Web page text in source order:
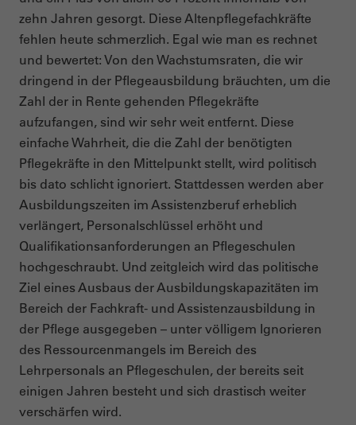
zehn Jahren gesorgt. Diese Altenpflegefachkräfte
fehlen heute schmerzlich. Egal wie man es rechnet
und bewertet: Von den Wachstumsraten, die wir
dringend in der Pflegeausbildung bräuchten, um die
Zahl der in Rente gehenden Pflegekräfte
aufzufangen, sind wir sehr weit entfernt. Diese
einfache Wahrheit, die die Zahl der benötigten
Pflegekräfte in den Mittelpunkt stellt, wird politisch
bis dato schlicht ignoriert. Stattdessen werden aber
Ausbildungszeiten im Assistenzberuf erheblich
verlängert, Personalschlüssel erhöht und
Qualifikationsanforderungen an Pflegeschulen
hochgeschraubt. Und zeitgleich wird das politische
Ziel eines Ausbaus der Ausbildungskapazitäten im
Bereich der Fachkraft- und Assistenzausbildung in
der Pflege ausgegeben – unter völligem Ignorieren
des Ressourcenmangels im Bereich des
Lehrpersonals an Pflegeschulen, der bereits seit
einigen Jahren besteht und sich drastisch weiter
verschärfen wird.